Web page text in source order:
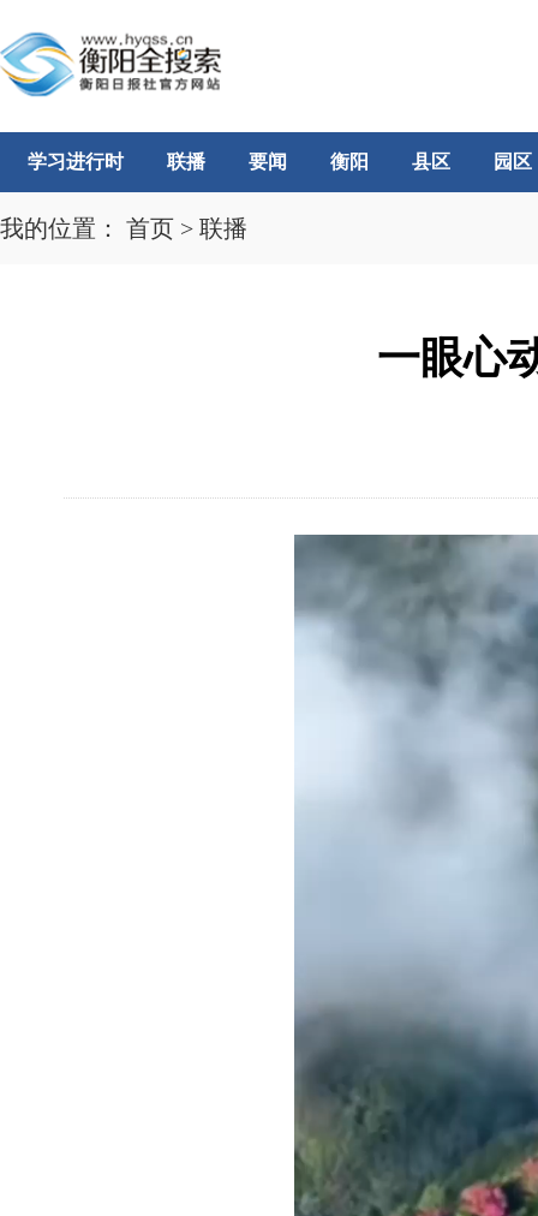
学习进行时 联播 要闻 衡阳 县区 园区
我的位置： 首页 > 联播
一眼心